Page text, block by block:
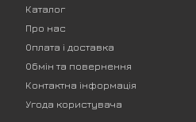
Каталог
Про нас
Оплата і доставка
Обмін та повернення
Контактна інформація
Угода користувача